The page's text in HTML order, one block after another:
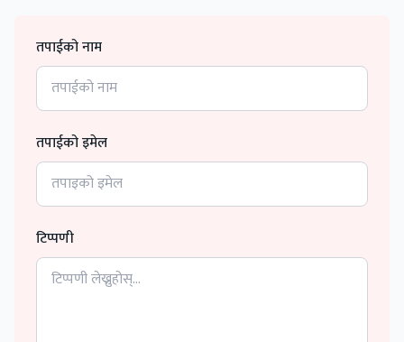
तपाईको नाम
तपाईको इमेल
टिप्पणी